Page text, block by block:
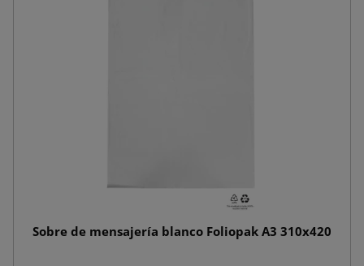
Sobre de mensajería blanco Foliopak A3 310x420